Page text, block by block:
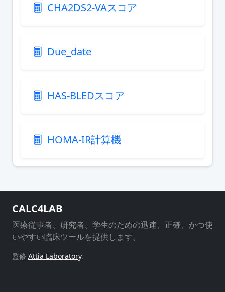
CHA2DS2-VAスコア
Due_date
HAS-BLEDスコア
HOMA-IR計算機
CALC4LAB
医療従事者、研究者、学生のための迅速、正確、かつ使
いやすい臨床ツールを提供します。
監修 Attia Laboratory.